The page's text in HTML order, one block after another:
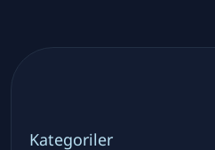
Kategoriler